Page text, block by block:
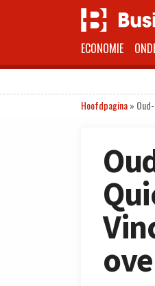
ECONOMIE
Hoofdpagina»